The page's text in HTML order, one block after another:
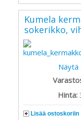
Kumela
sokerikko,
Näytä
Hinta:
Lisää ostoskoriin